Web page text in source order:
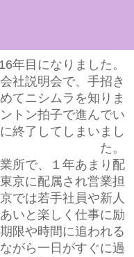
年目になりました。
社説明会で、手招き
てニシムラを知りま
トン拍子で進んでい
終了してしまいまし
た。
所で、１年あまり配
京に配属され営業担
では若手社員や新人
いと楽しく仕事に励
限や時間に追われる
がら一日がすぐに過